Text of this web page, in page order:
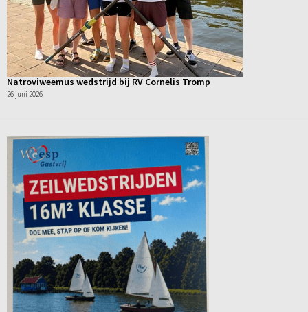
Natroviweemus wedstrijd bij RV Cornelis Tromp
26 juni 2026